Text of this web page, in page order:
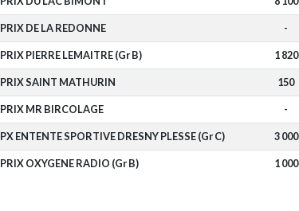
PRIX DE LA REDONNE -
PRIX PIERRE LEMAITRE (Gr B) 1 820
PRIX SAINT MATHURIN 150
PRIX MR BIRCOLAGE -
PX ENTENTE SPORTIVE DRESNY PLESSE (Gr C) 3 000
PRIX OXYGENE RADIO (Gr B) 1 000